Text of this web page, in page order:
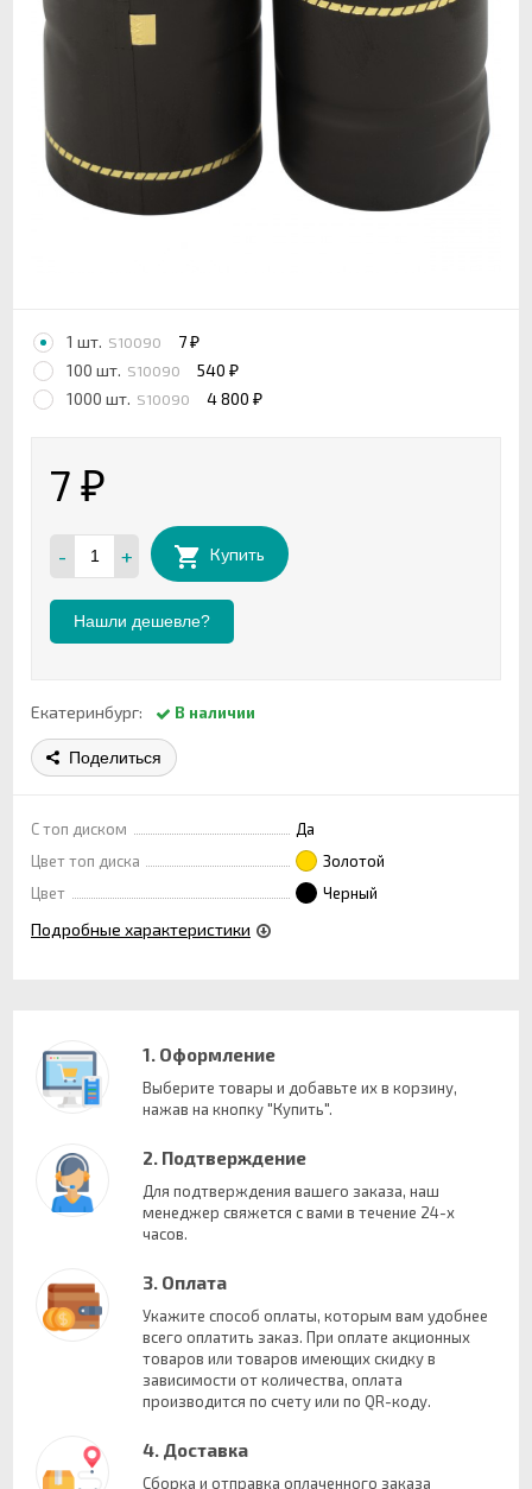
1 шт. S10090 7 ₽
100 шт. S10090 540 ₽
1000 шт. S10090 4 800 ₽
7 ₽
- + Купить
Нашли дешевле?
Екатеринбург: В наличии
Поделиться
С топ диском
Да
Цвет топ диска
Золотой
Цвет
Черный
Подробные характеристики
1. Оформление
Выберите товары и добавьте их в корзину,
нажав на кнопку "Купить".
2. Подтверждение
Для подтверждения вашего заказа, наш
менеджер свяжется с вами в течение 24-х
часов.
3. Оплата
Укажите способ оплаты, которым вам удобнее
всего оплатить заказ. При оплате акционных
товаров или товаров имеющих скидку в
зависимости от количества, оплата
производится по счету или по QR-коду.
4. Доставка
Сборка и отправка оплаченного заказа